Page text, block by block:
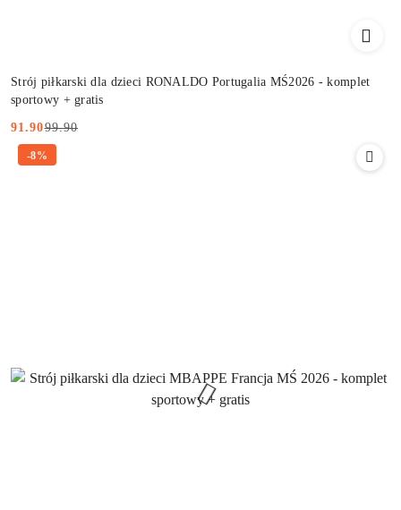
Strój piłkarski dla dzieci RONALDO Portugalia MŚ2026 - komplet
sportowy + gratis
Cena
promocyjna:
91.90
Cena
przed
99.90
-8%